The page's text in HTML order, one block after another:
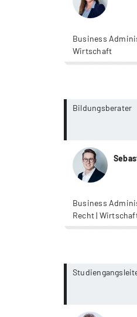
Business
Wirtschaft
Bildungsberater
Business
Recht |